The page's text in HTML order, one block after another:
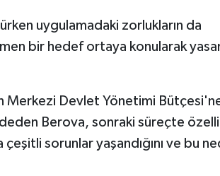
uygulamadaki zorlukların da
bir hedef ortaya konularak
Merkezi Devlet Yönetimi
Berova, sonraki süreçte
sorunlar yaşandığını ve bu